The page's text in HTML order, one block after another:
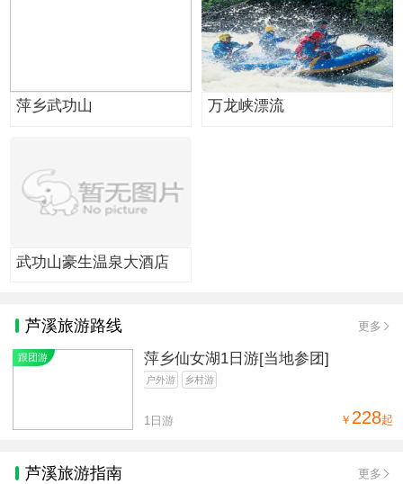
萍乡武功山 万龙峡漂流
武功山豪生温泉大酒店
芦溪旅游路线 更多
跟团游 萍乡仙女湖1日游[当地参团]
户外游 乡村游
￥ 228起
1日游
芦溪旅游指南 更多